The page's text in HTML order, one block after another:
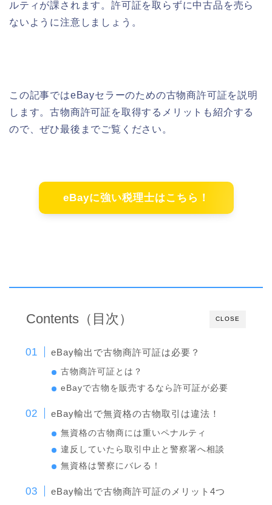
ルティが課されます。許可証を取らずに中古品を売ら
ないように注意しましょう。
この記事ではeBayセラーのための古物商許可証を説明
します。古物商許可証を取得するメリットも紹介する
ので、ぜひ最後までご覧ください。
eBayに強い税理士はこちら！
CLOSE
Contents（目次）
eBay輸出で古物商許可証は必要？
古物商許可証とは？
eBayで古物を販売するなら許可証が必要
eBay輸出で無資格の古物取引は違法！
無資格の古物商には重いペナルティ
違反していたら取引中止と警察署へ相談
無資格は警察にバレる！
eBay輸出で古物商許可証のメリット4つ